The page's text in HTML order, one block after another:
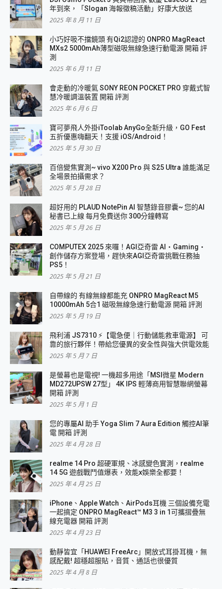
年到來，「Slogan 海報徵稿活動」好康大放送
2025 年 8 月 11 日
小巧好吸不擋鏡頭 有Qi2認證的 ONPRO MagReact
MXs2 5000mAh薄型磁吸無線急速行動電源 開箱 評
測
2025 年 6 月 11 日
會走動的冷暖氣 SONY REON POCKET PRO 穿戴式智
慧冷暖調溫裝置 開箱 評測
2025 年 6 月 6 日
寶可夢飛人外掛iToolab AnyGo全新升級，GO Fest
五折優惠嗨翻天！支援 iOS/Android！
2025 年 5 月 30 日
百倍變焦實測~ vivo X200 Pro 與 S25 Ultra 誰能滿足
全場景拍攝需求？
2025 年 5 月 28 日
超好用的 PLAUD NotePin AI 智慧錄音膠囊~ 您的AI
秘書已上線 每月免費送你 300分鐘轉寫
2025 年 5 月 26 日
COMPUTEX 2025 來囉！AGI亞奇雷 AI・Gaming・
創作儲存方案登場，趕快來AGI亞奇雷挑戰任務抽
PS5！
2025 年 5 月 21 日
自帶線的 有線無線都能充 ONPRO MagReact M5
10000mAh 5合1 磁吸無線急速行動電源 開箱 評測
2025 年 5 月 19 日
飛利浦 JS7310 ⚡【電急便｜行動儲能救車電源】 可
靠的旅行夥伴！帶給您優異的安全性與強大供電效能
2025 年 5 月 7 日
是螢幕也是電視! 一機超多用途「MSI微星 Modern
MD272UPSW 27型」 4K IPS 輕薄商用智慧聯網螢幕
開箱 評測
2025 年 5 月 1 日
您的專屬AI 助手 Yoga Slim 7 Aura Edition 觸控AI筆
電 開箱 評測
2025 年 4 月 28 日
realme 14 Pro 超硬軍規、冰感變色實測，realme
14 5G 遊戲戰鬥值爆表，效能x娛樂全都要！
2025 年 4 月 25 日
iPhone、Apple Watch、AirPods耳機 三個設備充電
一起搞定 ONPRO MagReact™ M3 3 in 1可攜摺疊無
線充電器 開箱 評測
2025 年 4 月 23 日
動靜皆宜「HUAWEI FreeArc」開放式耳掛耳機，無
感配戴! 超穩超服貼，音質、通話也很優質
2025 年 4 月 8 日